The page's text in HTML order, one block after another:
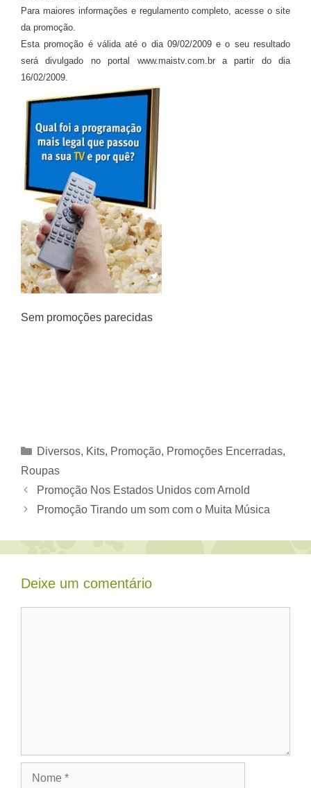
Para maiores informações e regulamento completo, acesse o site
da promoção.
Esta promoção é válida até o dia 09/02/2009 e o seu resultado
será divulgado no portal www.maistv.com.br a partir do dia
16/02/2009.
Sem promoções parecidas
Categorias
Diversos, Kits, Promoção, Promoções Encerradas,
Roupas
Promoção Nos Estados Unidos com Arnold
Promoção Tirando um som com o Muita Música
Deixe um comentário